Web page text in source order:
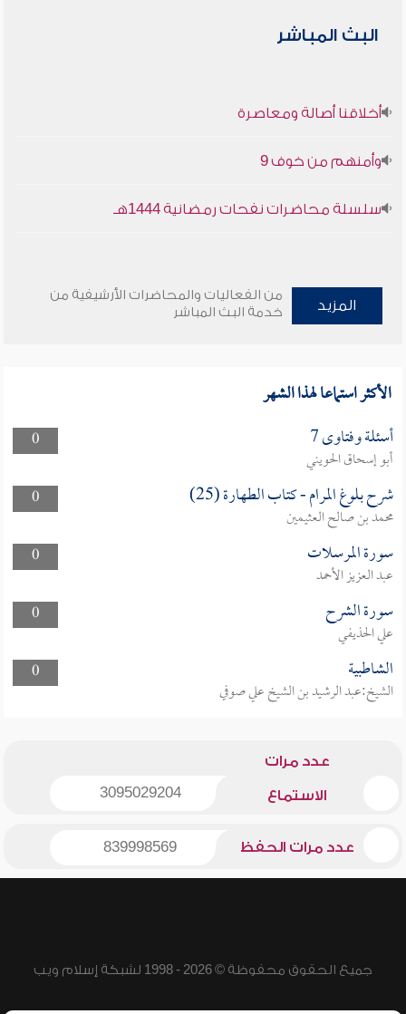
البث المباشر
أخلاقنا أصالة ومعاصرة
وأمنهم من خوف 9
سلسلة محاضرات نفحات رمضانية 1444هـ
المزيد
من الفعاليات والمحاضرات الأرشيفية من
خدمة البث المباشر
الأكثر استماعا لهذا الشهر
0 أسئلة وفتاوى 7
أبو إسحاق الحويني
0
شرح بلوغ المرام - كتاب الطهارة (25)
محمد بن صالح العثيمين
0
سورة المرسلات
عبد العزيز الأحمد
0
سورة الشرح
علي الحذيفي
0
الشاطبية
الشيخ:عبد الرشيد بن الشيخ علي صوفي
عدد مرات
الاستماع 3095029204
عدد مرات الحفظ 839998569
جميع الحقوق محفوظة © 2026 - 1998 لشبكة إسلام ويب